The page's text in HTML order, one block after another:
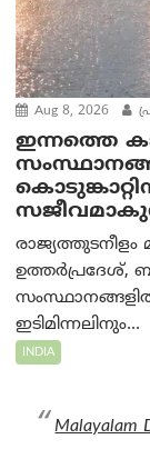
Aug 8, 2026
ഇന്നത്തെ
ഉത്തർപ്രദേശ്,
ഇടിമിന്നലിനും...
INDIA
Malayalam